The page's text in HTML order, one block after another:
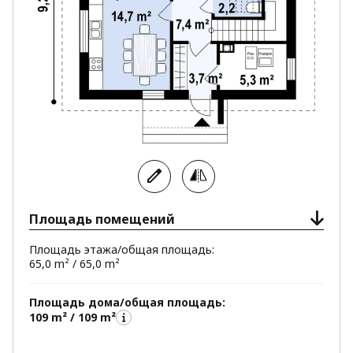
Площадь помещений
Площадь этажа/общая площадь:
65,0 m² / 65,0 m²
Площадь дома/общая площадь:
109 m² / 109 m²